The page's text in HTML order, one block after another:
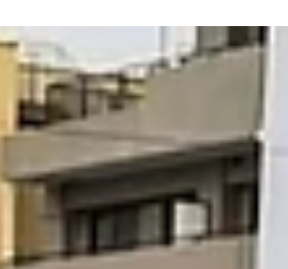
ョンコントロールモジュール）の交換・学習作業を
施しました🔧 交換後は学習作業まで丁寧に行い、本
の性能を発揮できるよう仕上げています✨ また、初
型AVユニットの修理も実施しました😊 AVユニット
修理につきましては、ネココーポレーション様へ修
を依頼し、リトルガレージではユニットの脱着・動
確認・取付作業を担当いたしました🔧 各工程をしっ
り確認しながら作業を進め、安心してお乗りいただ
る状態へと仕上げています🚗✨ 【📸】 この度もご依
いただき、誠にありがとうございました😊 リトルガ
ージでは、R35 GT-RのTCM交換やAVユニット修理を
はじめ、メンテナンス・修理・カスタムまで幅広く
応しております🔧✨ お車に関するご相談がございま